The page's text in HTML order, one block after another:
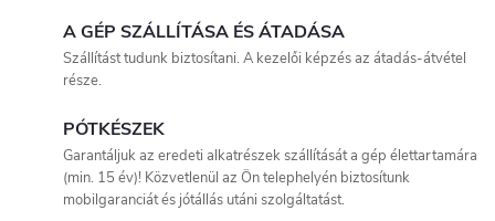
A GÉP SZÁLLÍTÁSA ÉS ÁTADÁSA
Szállítást tudunk biztosítani. A kezelői képzés az átadás-átvétel
része.
PÓTKÉSZEK
Garantáljuk az eredeti alkatrészek szállítását a gép élettartamára
(min. 15 év)! Közvetlenül az Ön telephelyén biztosítunk
mobilgaranciát és jótállás utáni szolgáltatást.